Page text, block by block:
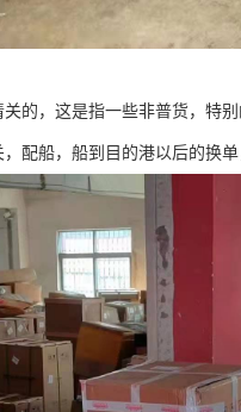
的，这是指一些非普货，特
配船，船到目的港以后的换